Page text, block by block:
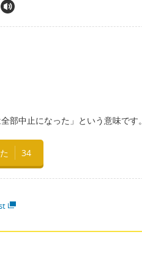
部中止になった」という意味です。
34